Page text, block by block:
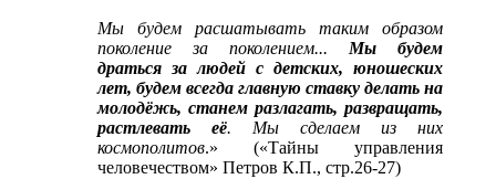
Мы будем расшатывать таким образом
поколение за поколением... Мы будем
драться за людей с детских, юношеских
лет, будем всегда главную ставку делать на
молодёжь, станем разлагать, развращать,
растлевать её. Мы сделаем из них
космополитов.» («Тайны управления
человечеством» Петров К.П., стр.26-27)